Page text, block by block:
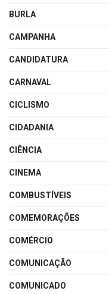
BURLA
CAMPANHA
CANDIDATURA
CARNAVAL
CICLISMO
CIDADANIA
CIÊNCIA
CINEMA
COMBUSTÍVEIS
COMEMORAÇÕES
COMÉRCIO
COMUNICAÇÃO
COMUNICADO